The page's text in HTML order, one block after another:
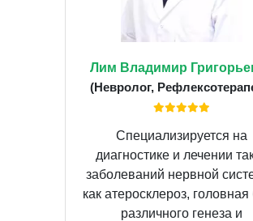
Лим Владимир
(Невролог,
Специализируется на
диагностике и лечении
заболеваний нервной
как атеросклероз, головная
различного генеза и